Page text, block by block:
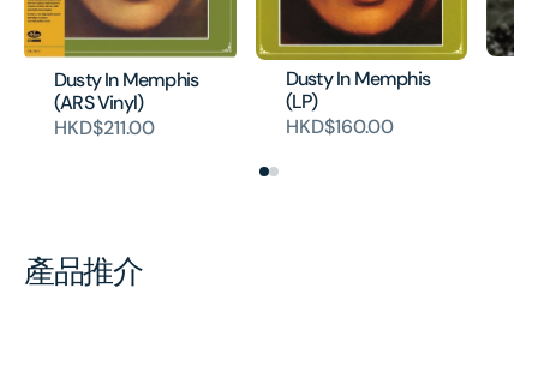
Dusty In Memphis
(ARS Vinyl)
HKD$211.00
Dusty In Memphis
(LP)
HKD$160.00
產品推介